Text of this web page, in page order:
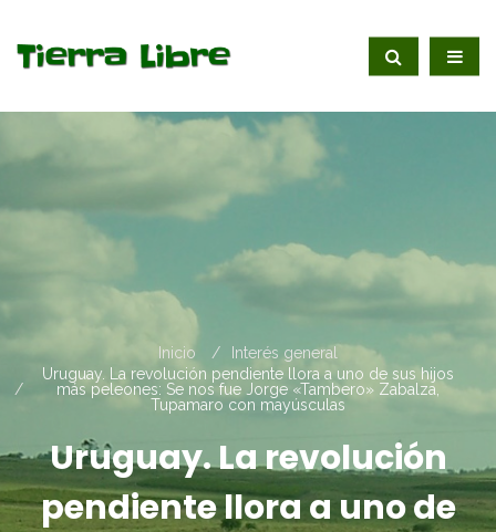
Inicio
Interés general
Uruguay. La revolución pendiente llora a uno de sus hijos
más peleones: Se nos fue Jorge «Tambero» Zabalza,
Tupamaro con mayúsculas
Uruguay. La revolución
pendiente llora a uno de